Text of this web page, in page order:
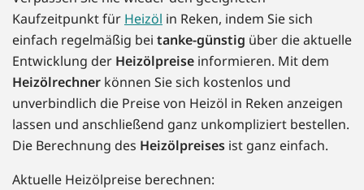
Kaufzeitpunkt für Heizöl in Reken, indem Sie sich
einfach regelmäßig bei tanke-günstig über die aktuelle
Entwicklung der Heizölpreise informieren. Mit dem
Heizölrechner können Sie sich kostenlos und
unverbindlich die Preise von Heizöl in Reken anzeigen
lassen und anschließend ganz unkompliziert bestellen.
Die Berechnung des Heizölpreises ist ganz einfach.
Aktuelle Heizölpreise berechnen: